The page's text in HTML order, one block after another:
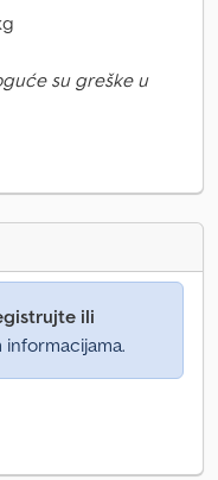
su greške u
ili